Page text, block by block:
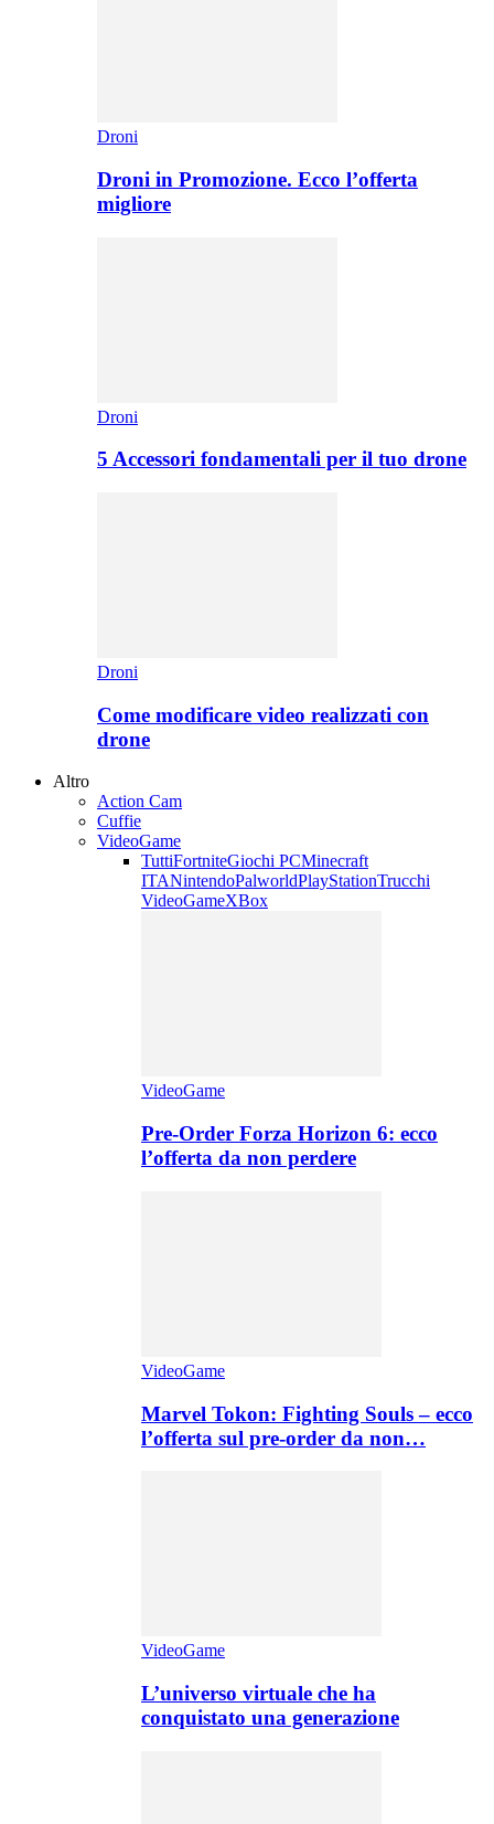
Droni
Droni in Promozione. Ecco l’offerta
migliore
Droni
5 Accessori fondamentali per il tuo drone
Droni
Come modificare video realizzati con
drone
Altro
Action Cam
Cuffie
VideoGame
TuttiFortniteGiochi PCMinecraft
ITANintendoPalworldPlayStationTrucchi
VideoGameXBox
VideoGame
Pre-Order Forza Horizon 6: ecco
l’offerta da non perdere
VideoGame
Marvel Tokon: Fighting Souls – ecco
l’offerta sul pre-order da non…
VideoGame
L’universo virtuale che ha
conquistato una generazione